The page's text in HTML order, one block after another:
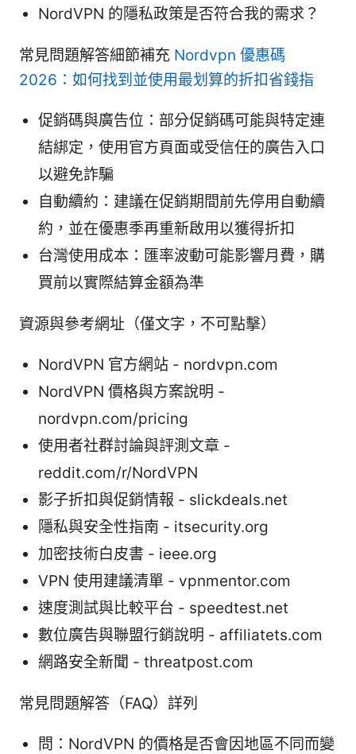
NordVPN 的隱私政策是否符合我的需求？
常見問題解答細節補充 Nordvpn 優惠碼
2026：如何找到並使用最划算的折扣省錢指
促銷碼與廣告位：部分促銷碼可能與特定連
結綁定，使用官方頁面或受信任的廣告入口
以避免詐騙
自動續約：建議在促銷期間前先停用自動續
約，並在優惠季再重新啟用以獲得折扣
台灣使用成本：匯率波動可能影響月費，購
買前以實際結算金額為準
資源與參考網址（僅文字，不可點擊）
NordVPN 官方網站 - nordvpn.com
NordVPN 價格與方案說明 -
nordvpn.com/pricing
使用者社群討論與評測文章 -
reddit.com/r/NordVPN
影子折扣與促銷情報 - slickdeals.net
隱私與安全性指南 - itsecurity.org
加密技術白皮書 - ieee.org
VPN 使用建議清單 - vpnmentor.com
速度測試與比較平台 - speedtest.net
數位廣告與聯盟行銷說明 - affiliatets.com
網路安全新聞 - threatpost.com
常見問題解答（FAQ）詳列
問：NordVPN 的價格是否會因地區不同而變